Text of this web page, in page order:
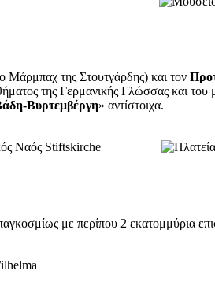
Μάρμπαχ της Στουτγάρδης) και τον
της Γερμανικής Γλώσσας και
Βυρτεμβέργη» αντίστοιχα.
με περίπου 2 εκατομμύρια